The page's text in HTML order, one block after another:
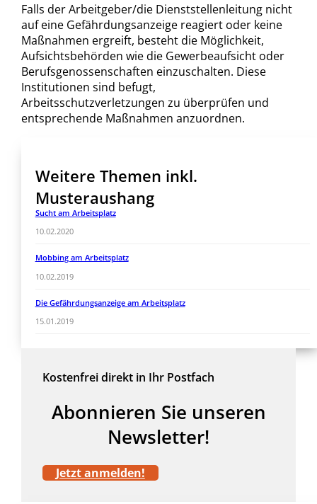
Falls der Arbeitgeber/die Dienststellenleitung nicht
auf eine Gefährdungsanzeige reagiert oder keine
Maßnahmen ergreift, besteht die Möglichkeit,
Aufsichtsbehörden wie die Gewerbeaufsicht oder
Berufsgenossenschaften einzuschalten. Diese
Institutionen sind befugt,
Arbeitsschutzverletzungen zu überprüfen und
entsprechende Maßnahmen anzuordnen.
Weitere Themen inkl.
Musteraushang
Sucht am Arbeitsplatz
10.02.2020
Mobbing am Arbeitsplatz
10.02.2019
Die Gefährdungsanzeige am Arbeitsplatz
15.01.2019
Kostenfrei direkt in Ihr Postfach
Abonnieren Sie unseren
Newsletter!
Jetzt anmelden!